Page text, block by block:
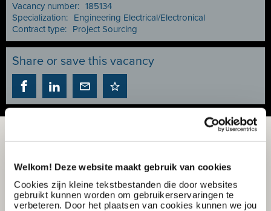
Welkom! Deze website maakt gebruik van cookies
Cookies zijn kleine tekstbestanden die door websites
gebruikt kunnen worden om gebruikerservaringen te
verbeteren. Door het plaatsen van cookies kunnen we jou
Vacancy number: 185134
Specialization:
Engineering Electrical/Electronical
Contract type:
Project Sourcing
Share or save this vacancy